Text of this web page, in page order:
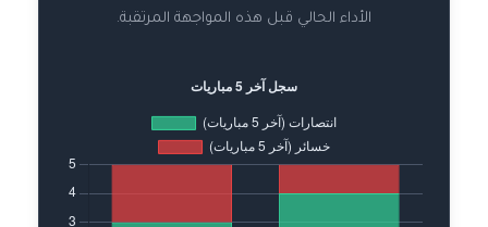
الأداء الحالي قبل هذه المواجهة المرتقبة.